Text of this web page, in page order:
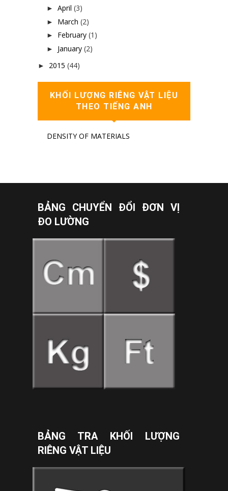
► April (3)
► March (2)
► February (1)
► January (2)
► 2015 (44)
KHỐI LƯỢNG RIÊNG VẬT LIỆU
THEO TIẾNG ANH
DENSITY OF MATERIALS
BẢNG CHUYỂN ĐỔI ĐƠN VỊ
ĐO LƯỜNG
BẢNG TRA KHỐI LƯỢNG
RIÊNG VẬT LIỆU